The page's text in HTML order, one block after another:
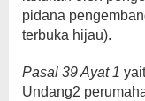
pidana
terbuka hijau).
Pasal 39 Ayat 1
Undang2